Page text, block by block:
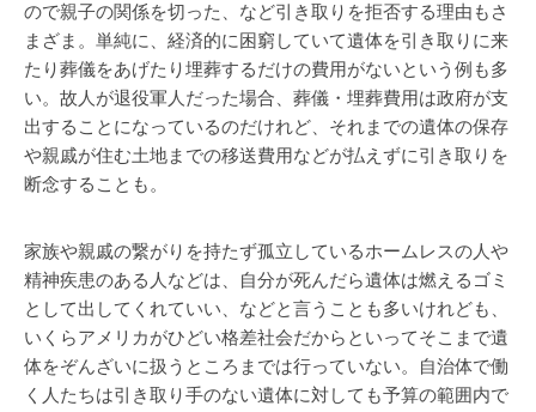
ので親子の関係を切った、など引き取りを拒否する理由もさ
まざま。単純に、経済的に困窮していて遺体を引き取りに来
たり葬儀をあげたり埋葬するだけの費用がないという例も多
い。故人が退役軍人だった場合、葬儀・埋葬費用は政府が支
出することになっているのだけれど、それまでの遺体の保存
や親戚が住む土地までの移送費用などが払えずに引き取りを
断念することも。
家族や親戚の繋がりを持たず孤立しているホームレスの人や
精神疾患のある人などは、自分が死んだら遺体は燃えるゴミ
として出してくれていい、などと言うことも多いけれども、
いくらアメリカがひどい格差社会だからといってそこまで遺
体をぞんざいに扱うところまでは行っていない。自治体で働
く人たちは引き取り手のない遺体に対しても予算の範囲内で